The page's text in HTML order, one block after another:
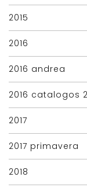
2015
2016
2016 andrea
2016 catalogos
2017
2017 primavera
2018